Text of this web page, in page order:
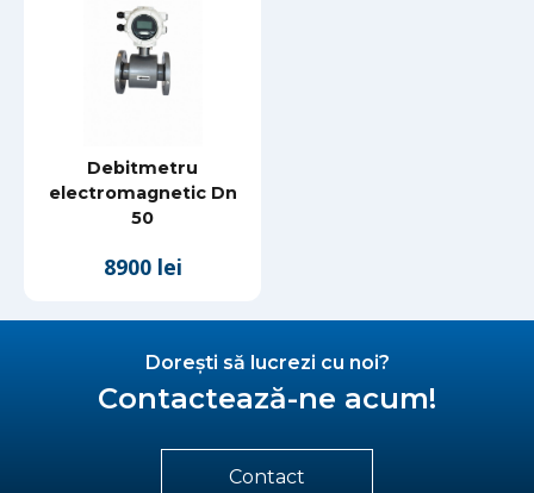
Debitmetru
electromagnetic Dn
50
8900 lei
Dorești să lucrezi cu noi?
Contactează-ne acum!
Contact